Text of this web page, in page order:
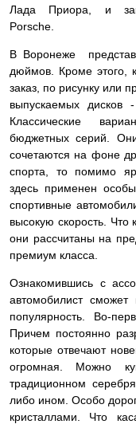
Лада Приора, и
Porsche.
В Воронеже
дюймов. Кроме этого,
заказ, по рисунку или
выпускаемых дисков
Классические
бюджетных серий.
сочетаются на фоне
спорта, то помимо
здесь применен
спортивные
высокую скорость. Что
они рассчитаны на
премиум класса.
Ознакомившись с
автомобилист
популярность. Во-
Причем постоянно
которые отвечают
огромная. Можно
традиционном
либо ином. Особо
кристаллами. Что